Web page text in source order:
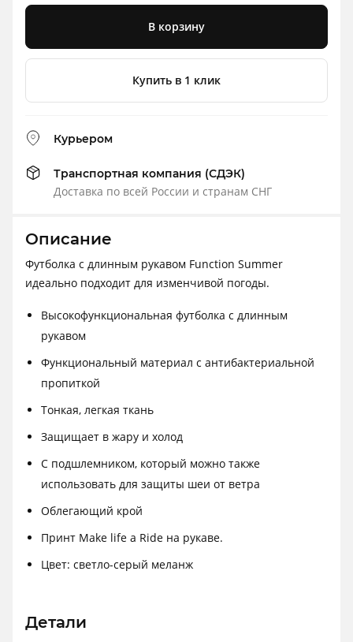
В корзину
Купить в 1 клик
Курьером
Транспортная компания (СДЭК)
Доставка по всей России и странам СНГ
Описание
Футболка с длинным рукавом Function Summer
идеально подходит для изменчивой погоды.
Высокофункциональная футболка с длинным
рукавом
Функциональный материал с антибактериальной
пропиткой
Тонкая, легкая ткань
Защищает в жару и холод
С подшлемником, который можно также
использовать для защиты шеи от ветра
Облегающий крой
Принт Make life a Ride на рукаве.
Цвет: светло-серый меланж
Детали